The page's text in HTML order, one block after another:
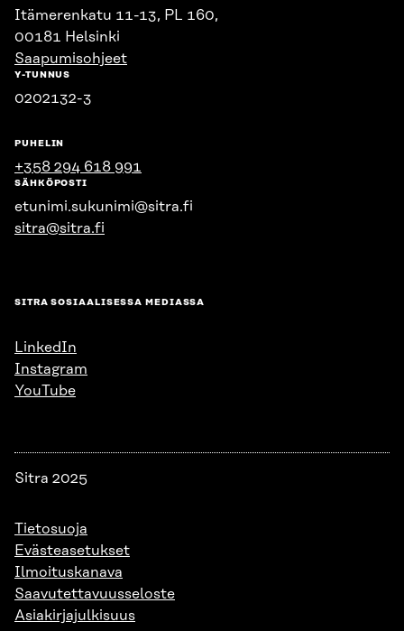
Itämerenkatu 11-13, PL 160,
00181 Helsinki
Saapumisohjeet
Y-TUNNUS
0202132-3
PUHELIN
+358 294 618 991
SÄHKÖPOSTI
etunimi.sukunimi@sitra.fi
sitra@sitra.fi
SITRA SOSIAALISESSA MEDIASSA
LinkedIn
Instagram
YouTube
Sitra 2025
Tietosuoja
Evästeasetukset
Ilmoituskanava
Saavutettavuusseloste
Asiakirjajulkisuus